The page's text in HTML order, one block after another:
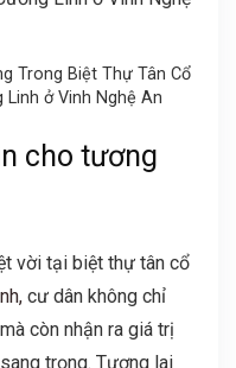
Trong Biệt Thự Tân Cổ
ở Vinh Nghệ An
cho tương
vời tại biệt thự tân cổ
cư dân không chỉ
còn nhận ra giá trị
trọng. Tương lai